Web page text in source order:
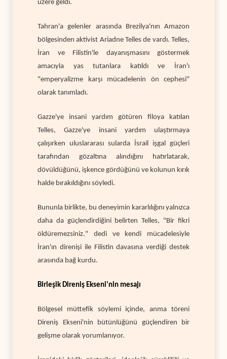
üzere geldi.
Tahran'a gelenler arasında Brezilya'nın Amazon
bölgesinden aktivist Ariadne Telles de vardı. Telles,
İran ve Filistin'le dayanışmasını göstermek
amacıyla yas tutanlara katıldı ve İran'ı
"emperyalizme karşı mücadelenin ön cephesi"
olarak tanımladı.
Gazze'ye insani yardım götüren filoya katılan
Telles, Gazze'ye insani yardım ulaştırmaya
çalışırken uluslararası sularda İsrail işgal güçleri
tarafından gözaltına alındığını hatırlatarak,
dövüldüğünü, işkence gördüğünü ve kolunun kırık
halde bırakıldığını söyledi.
Bununla birlikte, bu deneyimin kararlılığını yalnızca
daha da güçlendirdiğini belirten Telles, "Bir fikri
öldüremezsiniz." dedi ve kendi mücadelesiyle
İran'ın direnişi ile Filistin davasına verdiği destek
arasında bağ kurdu.
Birleşik Direniş Ekseni'nin mesajı
Bölgesel müttefik söylemi içinde, anma töreni
Direniş Ekseni'nin bütünlüğünü güçlendiren bir
gelişme olarak yorumlanıyor.